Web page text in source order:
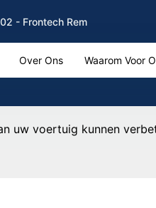
- Frontech Rem
Over Ons Waarom Voor
uw voertuig kunnen